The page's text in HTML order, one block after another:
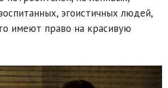
эгоистичных людей,
имеют право на красивую